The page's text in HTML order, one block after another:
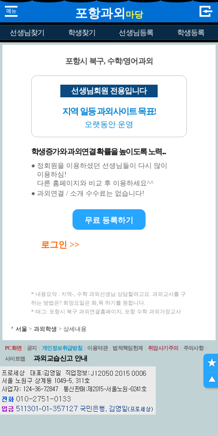
포항과외 마당
선생님찾기 학생찾기 선생님등록 학생등록
포항시 북구, 수학/영어과외
선생님회원 전용입니다
지역 일등 과외사이트 목표!
오랫동안 운영
학생증가와 과외연결 확률을 높이도록 노력...
● 정회원을 이용하셨던 선생님들이 다시 많이
이용하심!
다른 홈페이지와 비교 후 이용하세요^^
● 과외연결 / 소개 수수료는 없습니다!
무료 등록하기
로그인 >>
* 내용요약 : 지역-, 수학 과외선생님 상담할려고요. 과외교사를 구
하는 방법은? 희망요일은 화,목 하기를 원합니다.
* 태그: 포항시 북구 과외연결홈페이지, 포항 수학 과외가정교사
서울 > 과외학생 > 상세내용
PC화면 공지 개인정보취급방침 이용약관 법적책임한계 취업사기주의 주의사항
사이트맵
과외교습신고 안내